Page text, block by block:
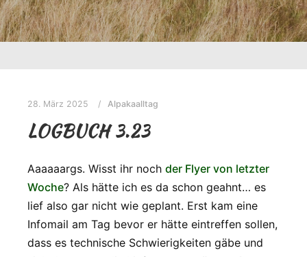
28. März 2025 Alpakaalltag
LOGBUCH 3.23
Aaaaaargs. Wisst ihr noch der Flyer von letzter
Woche? Als hätte ich es da schon geahnt… es
lief also gar nicht wie geplant. Erst kam eine
Infomail am Tag bevor er hätte eintreffen sollen,
dass es technische Schwierigkeiten gäbe und